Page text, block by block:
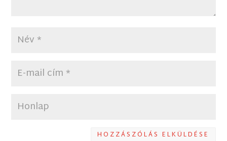
HOZZÁSZÓLÁS ELKÜLDÉSE